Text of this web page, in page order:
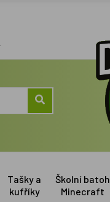
Tašky a
kufříky
Školní batoh
Minecraft